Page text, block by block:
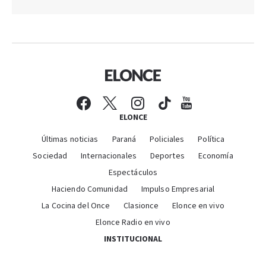
ELONCE
Últimas noticias Paraná Policiales
Política
Sociedad
Internacionales Deportes
Economía
Espectáculos
Haciendo Comunidad
Impulso Empresarial
La Cocina del Once
Clasionce
Elonce en vivo
Elonce Radio en vivo
INSTITUCIONAL